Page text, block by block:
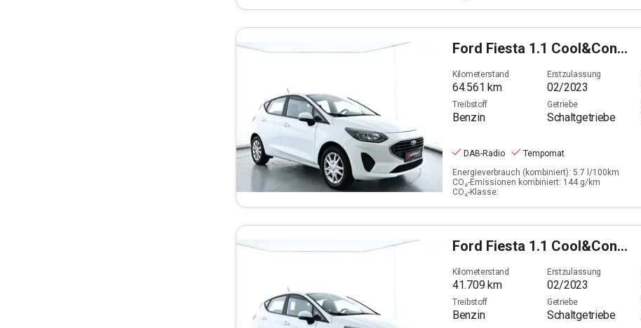
Ford Fiesta 1.1 Cool&Connect (EURO 6d)
Kilometerstand
64.561 km
Erstzulassung
02/2023
Treibstoff
Benzin
Getriebe
Schaltgetriebe
DAB-Radio
Tempomat
Energieverbrauch (kombiniert): 5.7 l/100km
CO₂-Emissionen kombiniert: 144 g/km
CO₂-Klasse:
Ford Fiesta 1.1 Cool&Connect (EURO 6d)
Kilometerstand
41.709km
Erstzulassung
02/2023
Treibstoff
Benzin
Getriebe
Schaltgetriebe